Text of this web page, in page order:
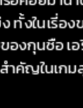
ทั้งในเรี่อ
งกุนซือ เ
ำคัญในเก